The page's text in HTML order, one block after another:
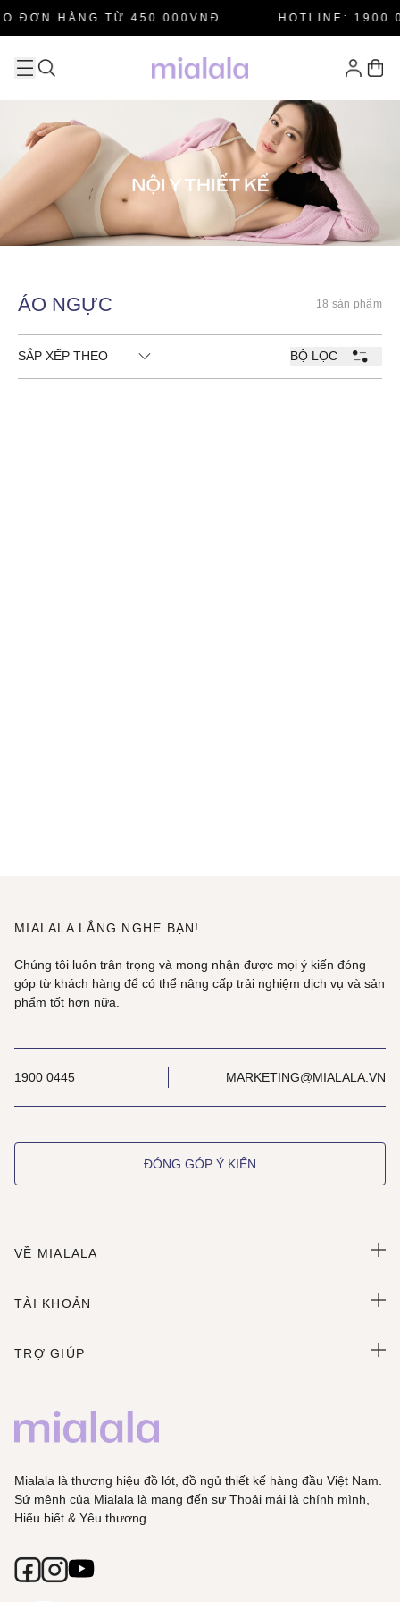
ĐƠN HÀNG TỪ 450.000VNĐ HOTLINE: 1900
ÁO NGỰC 18 sản phẩm
SẮP XẾP THEO BỘ LỌC
MIALALA LẮNG NGHE BẠN!
Chúng tôi luôn trân trọng và mong nhận được mọi ý kiến đóng
góp từ khách hàng để có thể nâng cấp trải nghiệm dịch vụ và sản
phẩm tốt hơn nữa.
1900 0445 MARKETING@MIALALA.VN
ĐÓNG GÓP Ý KIẾN
VỀ MIALALA
TÀI KHOẢN
TRỢ GIÚP
Mialala là thương hiệu đồ lót, đồ ngủ thiết kế hàng đầu Việt Nam.
Sứ mệnh của Mialala là mang đến sự Thoải mái là chính mình,
Hiểu biết & Yêu thương.